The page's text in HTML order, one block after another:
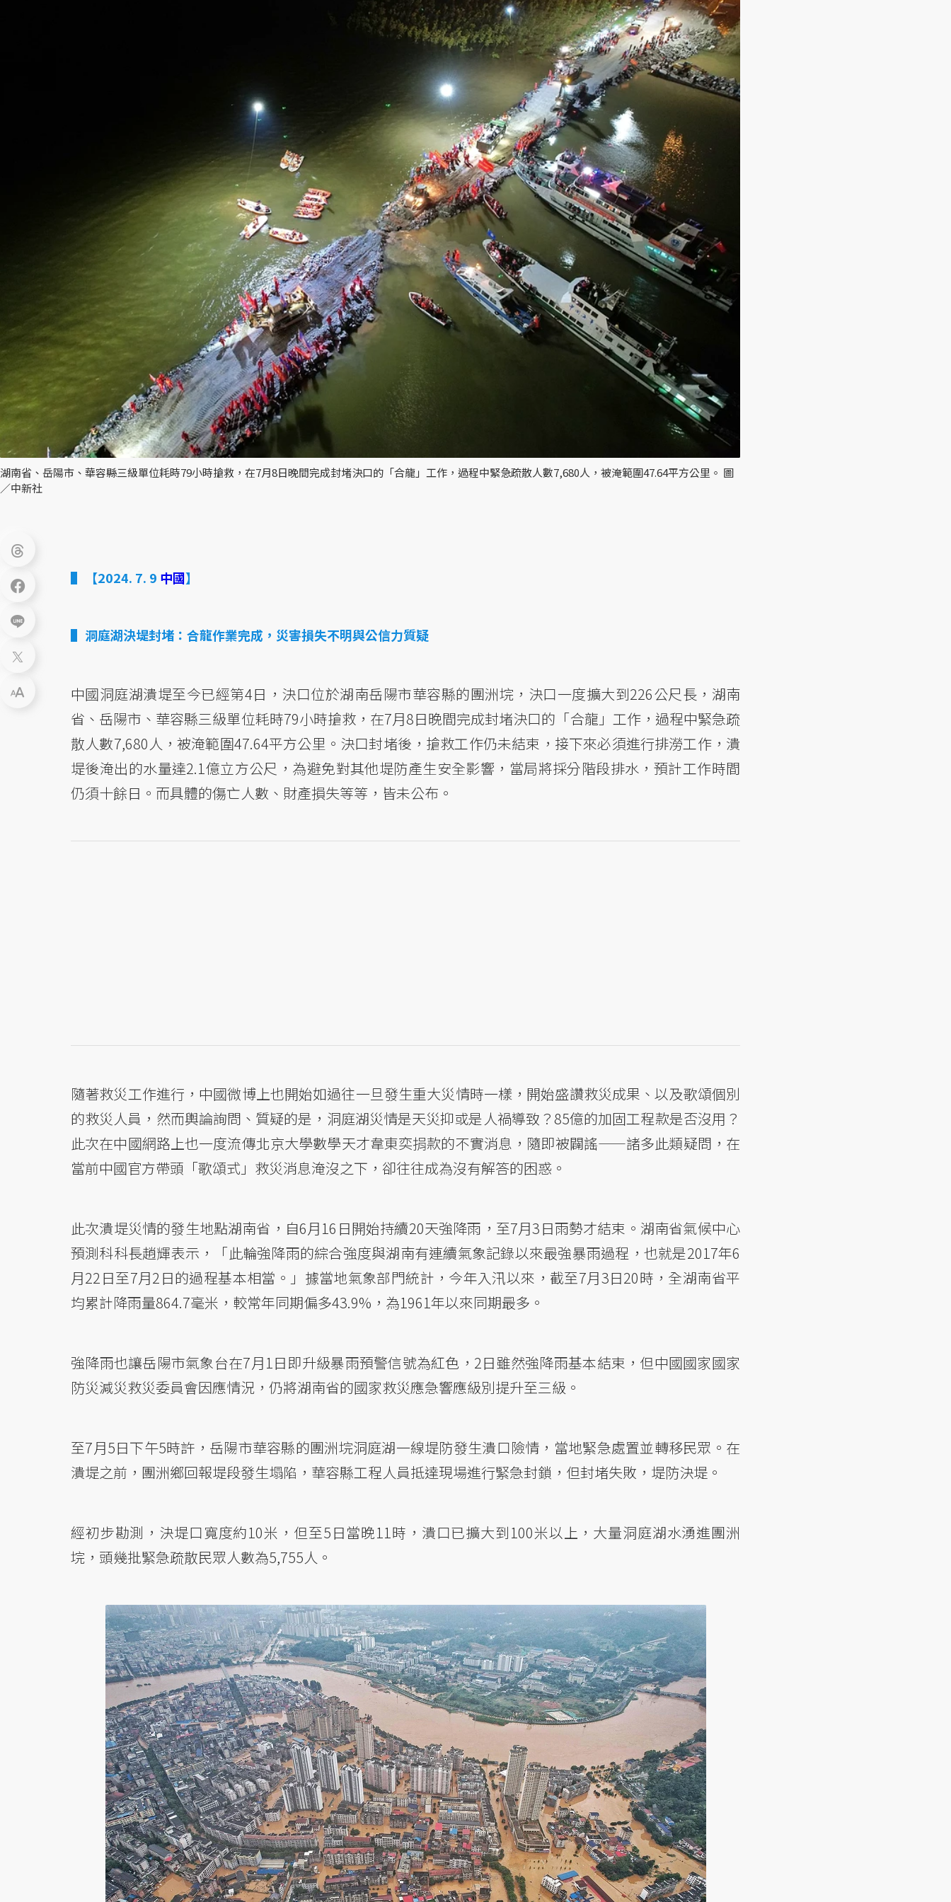
湖南省、岳陽市、華容縣三級單位耗時79小時搶救，在7月8日晚間完成封堵決口的「合龍」工作，過程中緊急疏散人數7,680人，被淹範圍47.64平方公里。 圖
／中新社
【2024. 7. 9 中國】
洞庭湖決堤封堵：合龍作業完成，災害損失不明與公信力質疑
中國洞庭湖潰堤至今已經第4日，決口位於湖南岳陽市華容縣的團洲垸，決口一度擴大到226公尺長，湖南
省、岳陽市、華容縣三級單位耗時79小時搶救，在7月8日晚間完成封堵決口的「合龍」工作，過程中緊急疏
散人數7,680人，被淹範圍47.64平方公里。決口封堵後，搶救工作仍未結束，接下來必須進行排澇工作，潰
堤後淹出的水量達2.1億立方公尺，為避免對其他堤防產生安全影響，當局將採分階段排水，預計工作時間
仍須十餘日。而具體的傷亡人數、財產損失等等，皆未公布。
隨著救災工作進行，中國微博上也開始如過往一旦發生重大災情時一樣，開始盛讚救災成果、以及歌頌個別
的救災人員，然而輿論詢問、質疑的是，洞庭湖災情是天災抑或是人禍導致？85億的加固工程款是否沒用？
此次在中國網路上也一度流傳北京大學數學天才韋東奕捐款的不實消息，隨即被闢謠——諸多此類疑問，在
當前中國官方帶頭「歌頌式」救災消息淹沒之下，卻往往成為沒有解答的困惑。
此次潰堤災情的發生地點湖南省，自6月16日開始持續20天強降雨，至7月3日雨勢才結束。湖南省氣候中心
預測科科長趙輝表示，「此輪強降雨的綜合強度與湖南有連續氣象記錄以來最強暴雨過程，也就是2017年6
月22日至7月2日的過程基本相當。」據當地氣象部門統計，今年入汛以來，截至7月3日20時，全湖南省平
均累計降雨量864.7毫米，較常年同期偏多43.9%，為1961年以來同期最多。
強降雨也讓岳陽市氣象台在7月1日即升級暴雨預警信號為紅色，2日雖然強降雨基本結束，但中國國家國家
防災減災救災委員會因應情況，仍將湖南省的國家救災應急響應級別提升至三級。
至7月5日下午5時許，岳陽市華容縣的團洲垸洞庭湖一線堤防發生潰口險情，當地緊急處置並轉移民眾。在
潰堤之前，團洲鄉回報堤段發生塌陷，華容縣工程人員抵達現場進行緊急封鎖，但封堵失敗，堤防決堤。
經初步勘測，決堤口寬度約10米，但至5日當晚11時，潰口已擴大到100米以上，大量洞庭湖水湧進團洲
垸，頭幾批緊急疏散民眾人數為5,755人。